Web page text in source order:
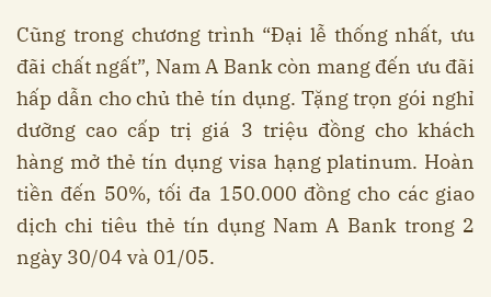
Cũng trong chương trình “Đại lễ thống nhất, ưu
đãi chất ngất”, Nam A Bank còn mang đến ưu đãi
hấp dẫn cho chủ thẻ tín dụng. Tặng trọn gói nghỉ
dưỡng cao cấp trị giá 3 triệu đồng cho khách
hàng mở thẻ tín dụng visa hạng platinum. Hoàn
tiền đến 50%, tối đa 150.000 đồng cho các giao
dịch chi tiêu thẻ tín dụng Nam A Bank trong 2
ngày 30/04 và 01/05.